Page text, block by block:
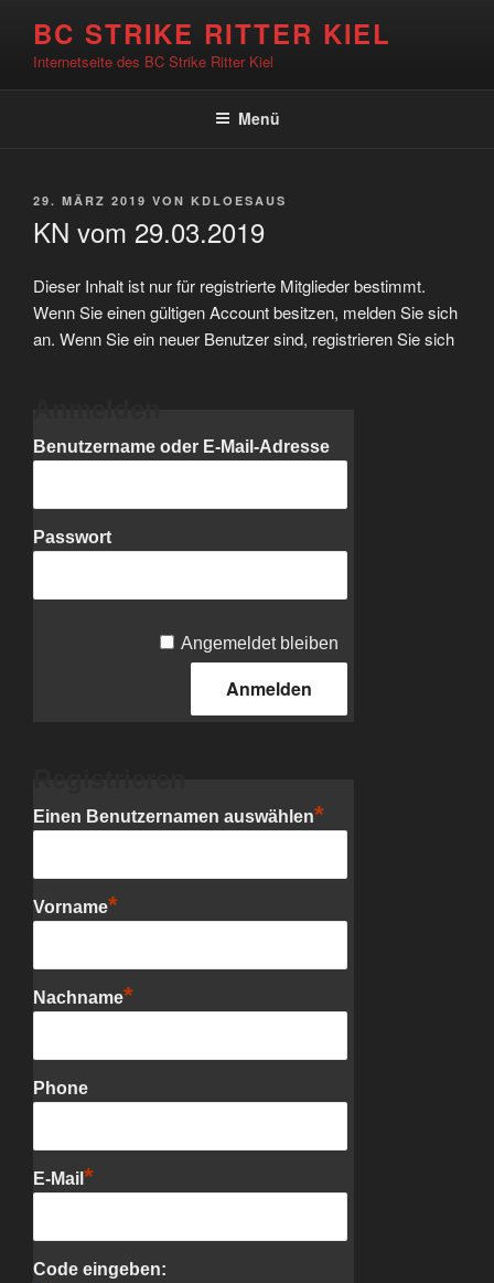
springen
BC STRIKE RITTER KIEL
Internetseite des BC Strike Ritter Kiel
Menü
VERÖFFENTLICHT
29. MÄRZ 2019 VON KDLOESAUS
KN vom 29.03.2019
Dieser Inhalt ist nur für registrierte Mitglieder bestimmt.
Wenn Sie einen gültigen Account besitzen, melden Sie sich
an. Wenn Sie ein neuer Benutzer sind, registrieren Sie sich
Benutzername oder E-Mail-Adresse
Passwort
Angemeldet bleiben
Einen Benutzernamen auswählen*
Vorname*
Nachname*
Phone
E-Mail *
Code eingeben: